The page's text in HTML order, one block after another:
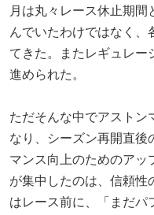
月は丸々レース休止期
んでいたわけではなく、
てきた。またレギュレー
進められた。
ただそんな中でアストン
なり、シーズン再開直後
マンス向上のためのアッ
が集中したのは、信頼性
はレース前に、「まだパ